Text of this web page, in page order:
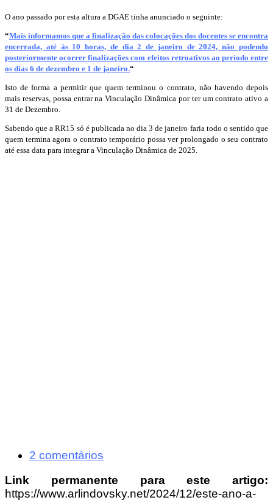
O ano passado por esta altura a DGAE tinha anunciado o seguinte:
“Mais informamos que a finalização das colocações dos docentes se encontra
encerrada, até às 10 horas, de dia 2 de janeiro de 2024, não podendo
posteriormente ocorrer finalizações com efeitos retroativos ao período entre
os dias 6 de dezembro e 1 de janeiro.“
Isto de forma a permitir que quem terminou o contrato, não havendo depois
mais reservas, possa entrar na Vinculação Dinâmica por ter um contrato ativo a
31 de Dezembro.
Sabendo que a RR15 só é publicada no dia 3 de janeiro faria todo o sentido que
quem termina agora o contrato temporário possa ver prolongado o seu contrato
até essa data para integrar a Vinculação Dinâmica de 2025.
2 comentários
Link permanente para este artigo:
https://www.arlindovsky.net/2024/12/este-ano-a-